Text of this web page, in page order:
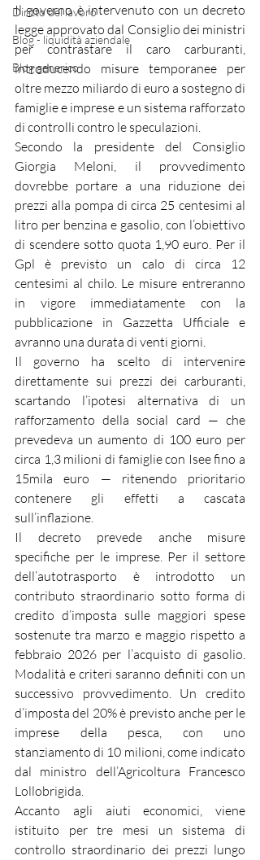
Diritto del lavoro
Blog - liquidità aziendale
Blog generico
Il governo è intervenuto con un decreto
legge approvato dal Consiglio dei ministri
per contrastare il caro carburanti,
introducendo misure temporanee per
oltre mezzo miliardo di euro a sostegno di
famiglie e imprese e un sistema rafforzato
di controlli contro le speculazioni.
Secondo la presidente del Consiglio
Giorgia Meloni, il provvedimento
dovrebbe portare a una riduzione dei
prezzi alla pompa di circa 25 centesimi al
litro per benzina e gasolio, con l’obiettivo
di scendere sotto quota 1,90 euro. Per il
Gpl è previsto un calo di circa 12
centesimi al chilo. Le misure entreranno
in vigore immediatamente con la
pubblicazione in Gazzetta Ufficiale e
avranno una durata di venti giorni.
Il governo ha scelto di intervenire
direttamente sui prezzi dei carburanti,
scartando l’ipotesi alternativa di un
rafforzamento della social card — che
prevedeva un aumento di 100 euro per
circa 1,3 milioni di famiglie con Isee fino a
15mila euro — ritenendo prioritario
contenere gli effetti a cascata
sull’inflazione.
Il decreto prevede anche misure
specifiche per le imprese. Per il settore
dell’autotrasporto è introdotto un
contributo straordinario sotto forma di
credito d’imposta sulle maggiori spese
sostenute tra marzo e maggio rispetto a
febbraio 2026 per l’acquisto di gasolio.
Modalità e criteri saranno definiti con un
successivo provvedimento. Un credito
d’imposta del 20% è previsto anche per le
imprese della pesca, con uno
stanziamento di 10 milioni, come indicato
dal ministro dell’Agricoltura Francesco
Lollobrigida.
Accanto agli aiuti economici, viene
istituito per tre mesi un sistema di
controllo straordinario dei prezzi lungo